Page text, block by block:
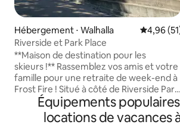
Hébergement ⋅ Walhalla
4,96
Riverside et Park Place
**Maison de destination pour les
skieurs !** Rassemblez vos amis et votre
famille pour une retraite de week-end à
Frost Fire ! Situé à côté de Riverside Park,
le plus récent Airbnb de Walhalla se
trouve à seulement six minutes à pied
des restaurants, bars et boutiques du
Équipements
locations de vacances